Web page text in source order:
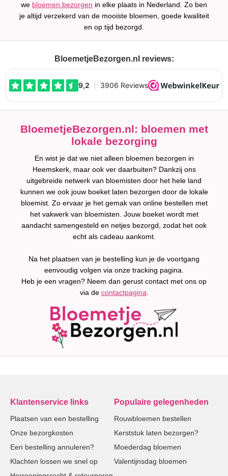
we bloemen bezorgen in elke plaats in Nederland. Zo ben
je altijd verzekerd van de mooiste bloemen, goede kwaliteit
en op tijd bezorgd.
BloemetjeBezorgen.nl reviews:
BloemetjeBezorgen.nl: bloemen met
lokale bezorging
En wist je dat we niet alleen bloemen bezorgen in
Heemskerk, maar ook ver daarbuiten? Dankzij ons
uitgebreide netwerk van bloemisten door het hele land
kunnen we ook jouw boeket laten bezorgen door de lokale
bloemist. Zo ervaar je het gemak van online bestellen met
het vakwerk van bloemisten. Jouw boeket wordt met
aandacht samengesteld en netjes bezorgd, zodat het ook
echt als cadeau aankomt.
Na het plaatsen van je bestelling kun je de voortgang
eenvoudig volgen via onze tracking pagina.
Heb je een vragen? Neem dan gerust contact met ons op
via de contactpagina
Klantenservice links
Plaatsen van een bestelling
Onze bezorgkosten
Een bestelling annuleren?
Klachten lossen we snel op
Populaire gelegenheden
Rouwbloemen bestellen
Kerststuk laten bezorgen?
Moederdag bloemen
Valentijnsdag bloemen